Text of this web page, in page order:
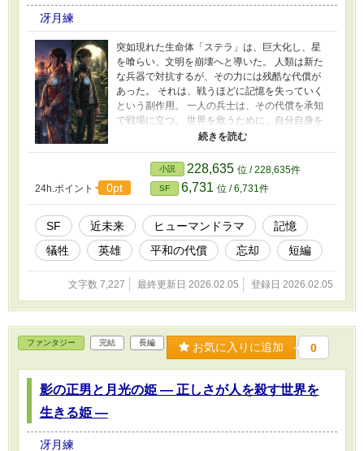
冴月練
突如現れた生命体「ステラ」は、巨大化し、星
を喰らい、文明を崩壊へと導いた。 人類は新た
な兵器で対抗するが、その力には残酷な代償が
あった。 それは、戦うほどに記憶を失っていく
という副作用。 一人の兵士は、その代償を承知
で戦場に立つ。 世界を救うために、自分自身を
削りながら。 一方、かつて彼と同じ時間を生き
た一人の女性は、英雄となった彼を、ただ一
人、覚え続けていた。 忘れていく英雄と、忘れ
られなかった者の物語。
24h.ポイント
0pt
小説 228,635 位 / 228,635件
SF 6,731 位 / 6,731件
SF 近未来 ヒューマンドラマ
記憶
犠牲
英雄 平和の代償 忘却 短編
文字数 7,227 最終更新日 2026.02.05 登録日 2026.02.05
ファンタジー 完結 長編 お気に入りに追加 0
影の正男と月光の姫 ― 正しさが人を殺す世界を
生きる姫 ―
冴月練